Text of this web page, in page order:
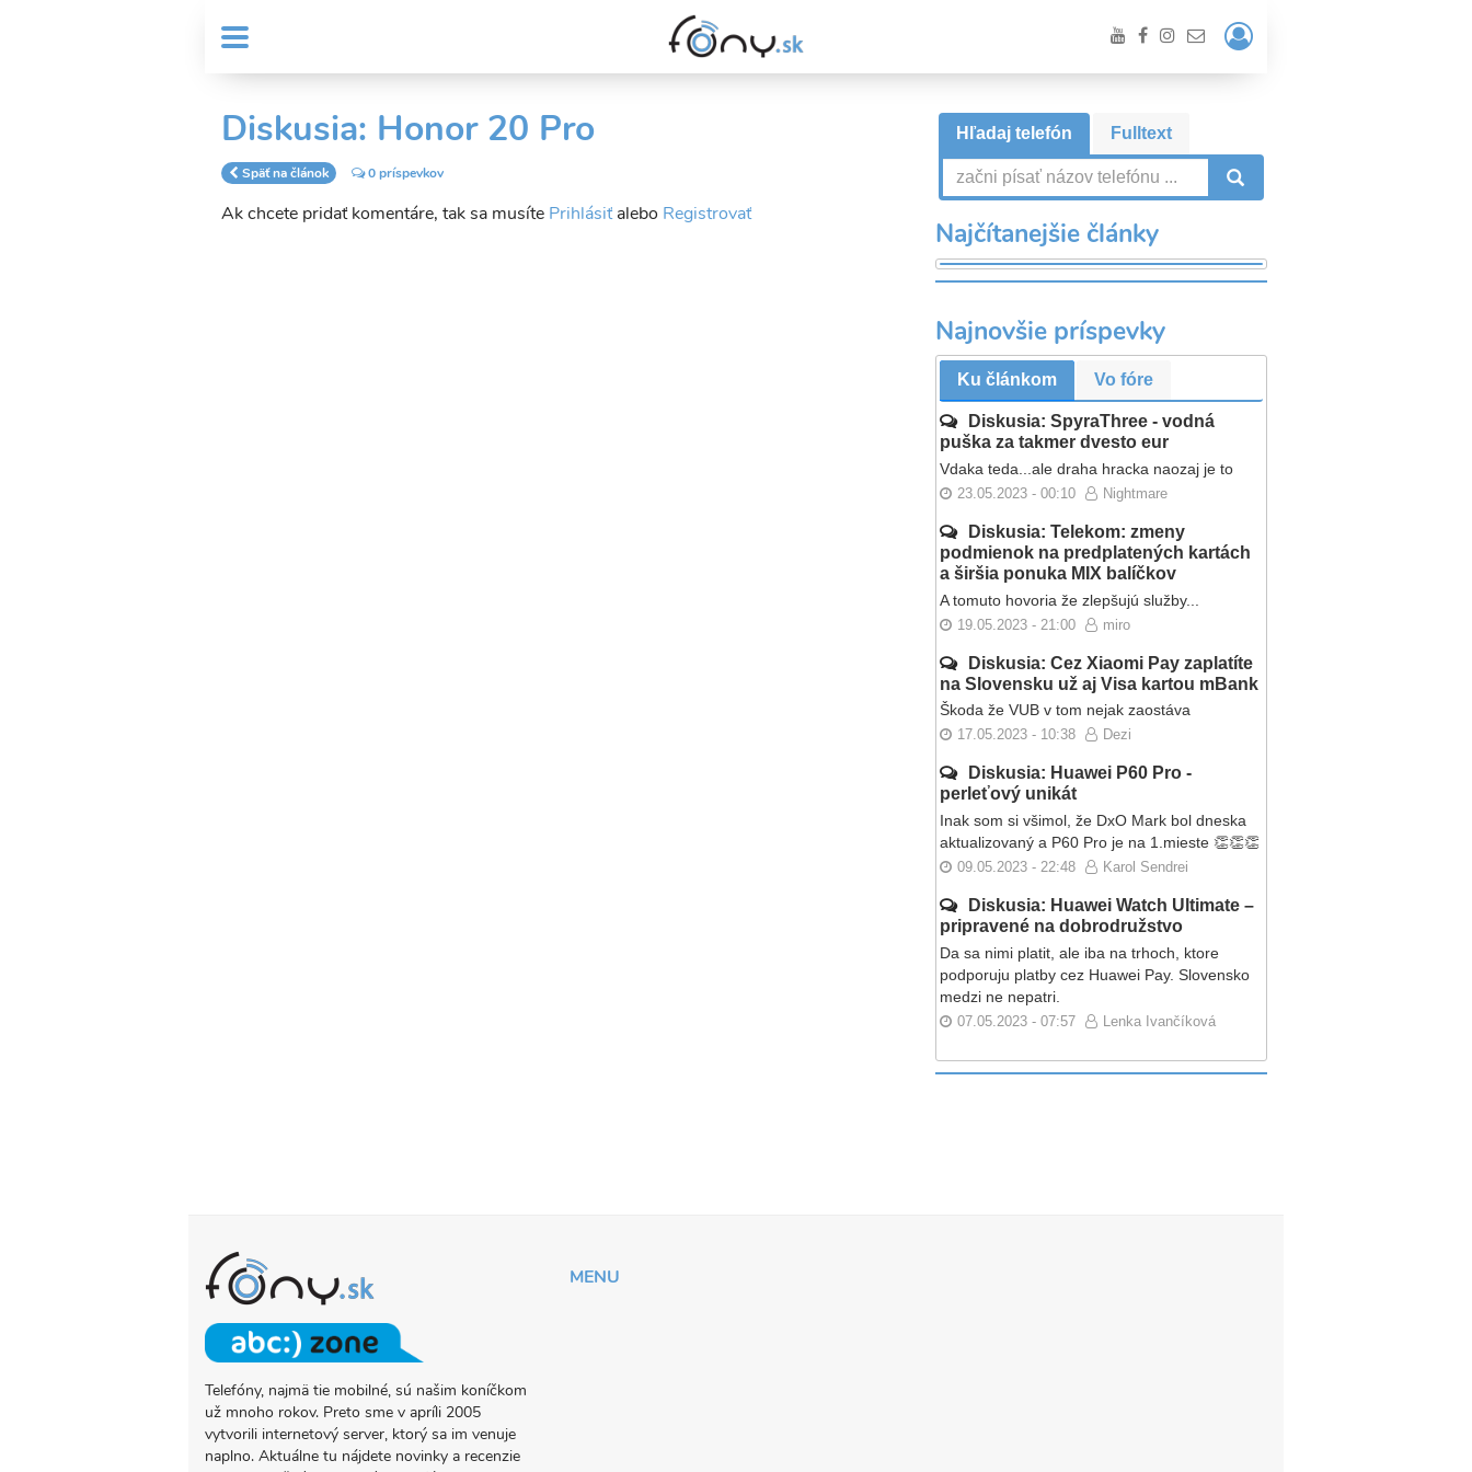
MENU
Header
menu
User
account
Prihlásiť
/
Registrácia
Diskusia: Honor 20 Pro
Späť na článok 0 príspevkov
Ak chcete pridať komentáre, tak sa musíte Prihlásiťalebo Registrovať
Hľadaj telefón Fulltext
Najčítanejšie články
Najnovšie príspevky
Ku článkom Vo fóre
Diskusia: SpyraThree - vodná
puška za takmer dvesto eur
Vdaka teda...ale draha hracka naozaj je to
23.05.2023 - 00:10 Nightmare
Diskusia: Telekom: zmeny
podmienok na predplatených kartách
a širšia ponuka MIX balíčkov
A tomuto hovoria že zlepšujú služby...
19.05.2023 - 21:00 miro
Diskusia: Cez Xiaomi Pay zaplatíte
na Slovensku už aj Visa kartou mBank
Škoda že VUB v tom nejak zaostáva
17.05.2023 - 10:38 Dezi
Diskusia: Huawei P60 Pro -
perleťový unikát
Inak som si všimol, že DxO Mark bol dneska
aktualizovaný a P60 Pro je na 1.mieste 👏👏👏
09.05.2023 - 22:48 Karol Sendrei
Diskusia: Huawei Watch Ultimate –
pripravené na dobrodružstvo
Da sa nimi platit, ale iba na trhoch, ktore
podporuju platby cez Huawei Pay. Slovensko
medzi ne nepatri.
07.05.2023 - 07:57 Lenka Ivančíková
O
PROJEKTE
FONY.SK
Telefóny, najmä tie mobilné, sú našim koníčkom
už mnoho rokov. Preto sme v apríli 2005
vytvorili internetový server, ktorý sa im venuje
naplno. Aktuálne tu nájdete novinky a recenzie
MENU